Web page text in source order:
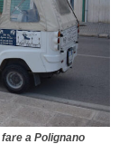
fare a Polignano